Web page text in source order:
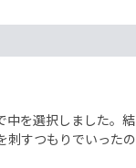
中を選択しました。結
刺すつもりでいったの